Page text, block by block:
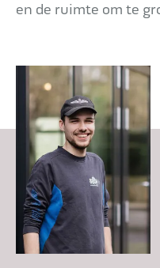
en de ruimte om te